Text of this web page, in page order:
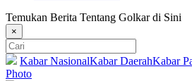
Temukan Berita Tentang Golkar di Sini
×
Kabar NasionalKabar DaerahKabar
Photo